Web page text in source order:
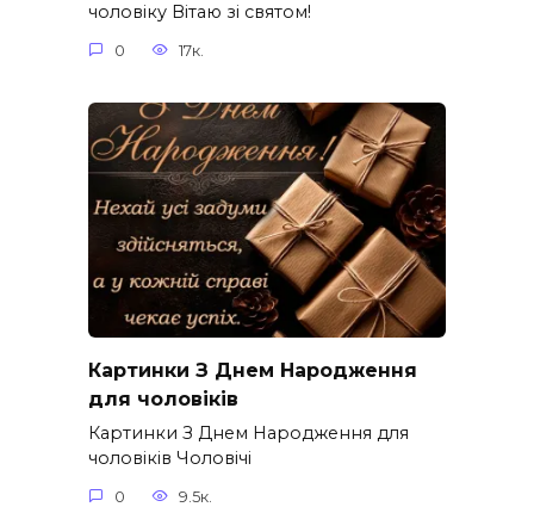
чоловіку Вітаю зі святом!
0 17к.
Картинки З Днем Народження
для чоловіків​
Картинки З Днем Народження для
чоловіків​ Чоловічі
0 9.5к.